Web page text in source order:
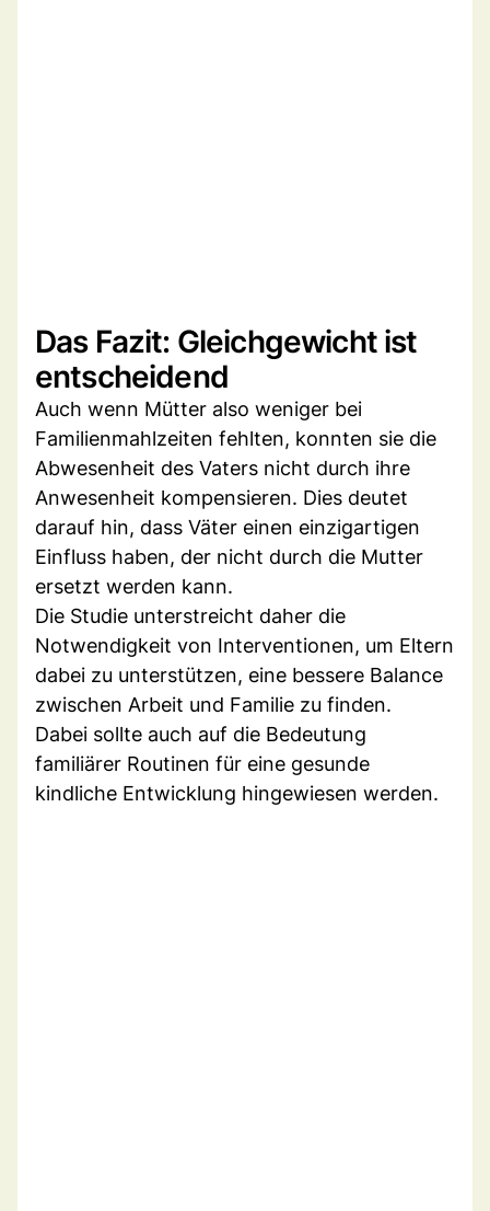
Das Fazit: Gleichgewicht ist
entscheidend
Auch wenn Mütter also weniger bei
Familienmahlzeiten fehlten, konnten sie die
Abwesenheit des Vaters nicht durch ihre
Anwesenheit kompensieren. Dies deutet
darauf hin, dass Väter einen einzigartigen
Einfluss haben, der nicht durch die Mutter
ersetzt werden kann.
Die Studie unterstreicht daher die
Notwendigkeit von Interventionen, um Eltern
dabei zu unterstützen, eine bessere Balance
zwischen Arbeit und Familie zu finden.
Dabei sollte auch auf die Bedeutung
familiärer Routinen für eine gesunde
kindliche Entwicklung hingewiesen werden.